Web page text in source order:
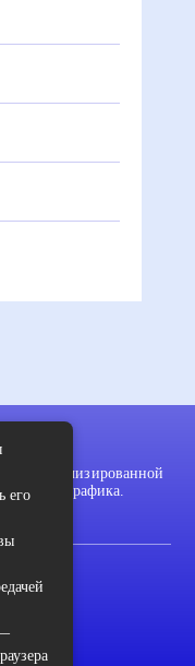
персонализированной
нашего трафика.
его